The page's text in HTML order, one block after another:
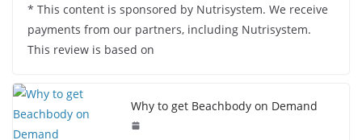
* This content is sponsored by Nutrisystem. We receive
payments from our partners, including Nutrisystem.
This review is based on
Why to get Beachbody on Demand